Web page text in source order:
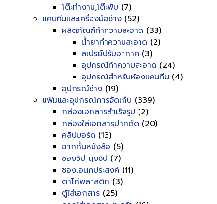
โต๊ะทำงาน,โต๊ะพับ (7)
แคนทีนและเครื่องมือช่าง (52)
ผลิตภัณฑ์ทำความสะอาด (33)
น้ำยาทำความสะอาด (2)
สเปรย์ปรับอากาศ (3)
อุปกรณ์ทำความสะอาด (24)
อุปกรณ์สำหรับห้องแคนทีน (4)
อุปกรณ์ช่าง (19)
แฟ้มและอุปกรณ์การจัดเก็บ (339)
กล่องเอกสารสำเร็จรูป (2)
กล่องใส่เอกสารปากตัด (20)
คลิปบอร์ด (13)
ฉากกั้นหนังสือ (5)
ซองซิป ถุงซิป (7)
ซองเอนกประสงค์ (11)
ตาไก่พลาสติก (3)
ตู้ใส่เอกสาร (25)